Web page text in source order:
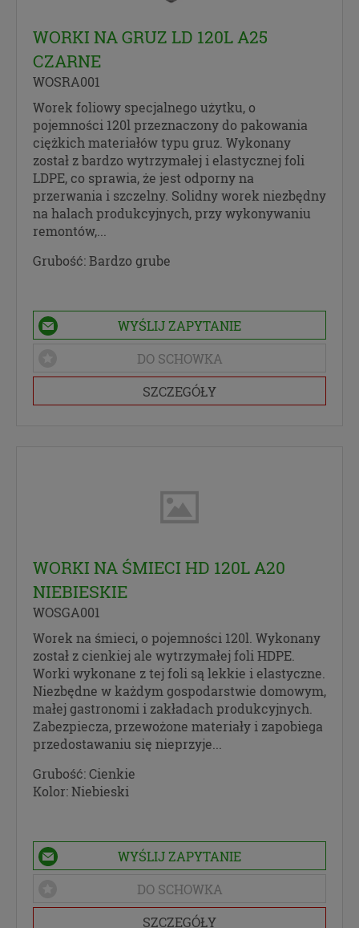
WORKI NA GRUZ LD 120L A25
CZARNE
WOSRA001
Worek foliowy specjalnego użytku, o
pojemności 120l przeznaczony do pakowania
ciężkich materiałów typu gruz. Wykonany
został z bardzo wytrzymałej i elastycznej foli
LDPE, co sprawia, że jest odporny na
przerwania i szczelny. Solidny worek niezbędny
na halach produkcyjnych, przy wykonywaniu
remontów,...
Grubość:Bardzo grube
WYŚLIJ ZAPYTANIE
DO SCHOWKA
SZCZEGÓŁY
WORKI NA ŚMIECI HD 120L A20
NIEBIESKIE
WOSGA001
Worek na śmieci, o pojemności 120l. Wykonany
został z cienkiej ale wytrzymałej foli HDPE.
Worki wykonane z tej foli są lekkie i elastyczne.
Niezbędne w każdym gospodarstwie domowym,
małej gastronomi i zakładach produkcyjnych.
Zabezpiecza, przewożone materiały i zapobiega
przedostawaniu się nieprzyje...
Grubość:Cienkie
Kolor:Niebieski
WYŚLIJ ZAPYTANIE
DO SCHOWKA
SZCZEGÓŁY